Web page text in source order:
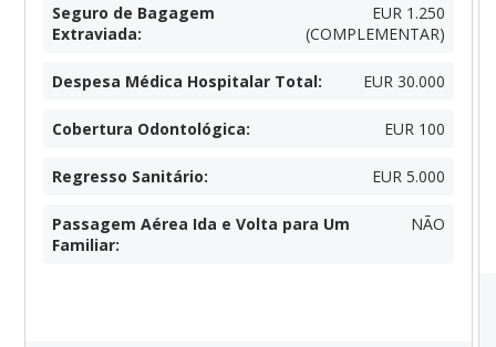
Seguro de Bagagem
Extraviada:
EUR 1.250
(COMPLEMENTAR)
Despesa Médica Hospitalar Total: EUR 30.000
Cobertura Odontológica: EUR 100
Regresso Sanitário: EUR 5.000
Passagem Aérea Ida e Volta para Um
Familiar:
NÃO